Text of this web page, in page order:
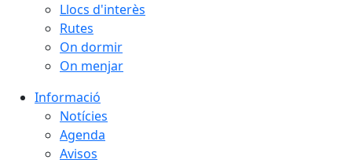
Llocs d'interès
Rutes
On dormir
On menjar
Informació
Notícies
Agenda
Avisos